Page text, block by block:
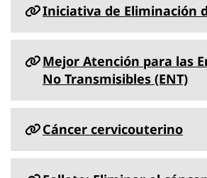
Iniciativa de Eliminación
Mejor Atención para las
No Transmisibles (ENT)
Cáncer cervicouterino